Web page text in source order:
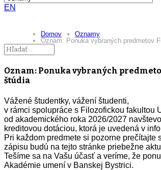
EN
Domov
Oznamy
Oznam: Ponuka vybraných predmetov
Oznam: Ponuka vybraných
štúdia
Vážené študentky, vážení študenti,
v rámci spolupráce s Filozofickou fakultou
od akademického roka 2026/2027
kreditovou dotáciou, ktorá je uvedená v
Pri každom predmete si pozorne
zápisu budú na tejto stránke priebežne
Tešíme sa na Vašu účasť a veríme, že
Akadémie umení v Banskej Bystrici.